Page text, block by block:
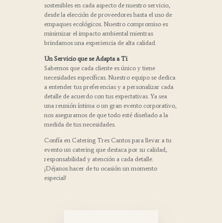
sostenibles en cada aspecto de nuestro servicio,
desde la elección de proveedores hasta el uso de
empaques ecológicos. Nuestro compromiso es
minimizar el impacto ambiental mientras
brindamos una experiencia de alta calidad.
Un Servicio que se Adapta a Ti
Sabemos que cada cliente es único y tiene
necesidades específicas. Nuestro equipo se dedica
a entender tus preferencias y a personalizar cada
detalle de acuerdo con tus expectativas. Ya sea
una reunión íntima o un gran evento corporativo,
nos aseguramos de que todo esté diseñado a la
medida de tus necesidades.
Confía en Catering Tres Cantos para llevar a tu
evento un catering que destaca por su calidad,
responsabilidad y atención a cada detalle.
¡Déjanos hacer de tu ocasión un momento
especial!